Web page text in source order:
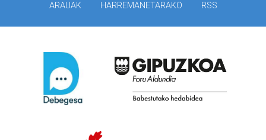
ARAUAK HARREMANETARAKO RSS